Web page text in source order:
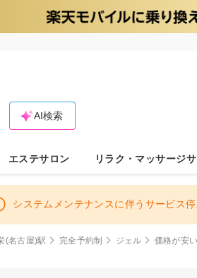
AI検索
エステサロン リラク・マッサージ
システムメンテナンスに伴うサービス
(名古屋)駅 完全予約制 ジェル 価格が安